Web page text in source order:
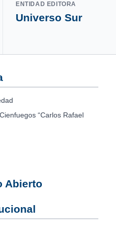
ENTIDAD EDITORA
Universo Sur
“Carlos Rafael
Abierto